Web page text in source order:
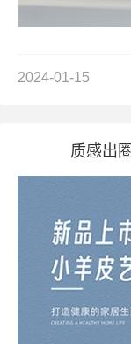
2024-01-15
质感出